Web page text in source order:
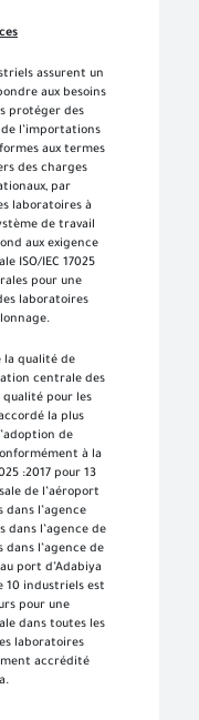
assurent un
aux besoins
protéger des
l’importations
aux termes
des charges
par
laboratoires à
de travail
aux exigence
ISO/IEC 17025
pour une
laboratoires
la qualité de
centrale des
qualité pour les
la plus
de
à la
:2017 pour 13
de l’aéroport
dans l’agence
dans l’agence de
l’agence de
port d’Adabiya
10 industriels est
pour une
dans toutes les
laboratoires
accrédité